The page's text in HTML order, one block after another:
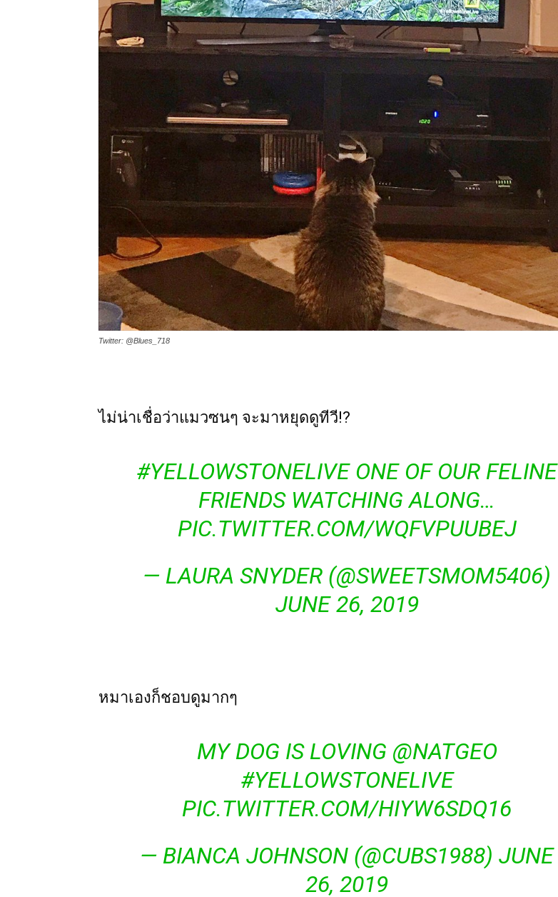
Twitter: @Blues_718
ไม่น่าเชื่อว่าแมวซนๆ จะมาหยุดดูทีวี!?
#YELLOWSTONELIVEONE OF OUR FELINE
FRIENDS WATCHING ALONG…
PIC.TWITTER.COM/WQFVPUUBEJ
— LAURA SNYDER (@SWEETSMOM5406)
JUNE 26, 2019
หมาเองก็ชอบดูมากๆ
MY DOG IS LOVING @NATGEO
#YELLOWSTONELIVE
PIC.TWITTER.COM/HIYW6SDQ16
— BIANCA JOHNSON (@CUBS1988) JUNE
26, 2019